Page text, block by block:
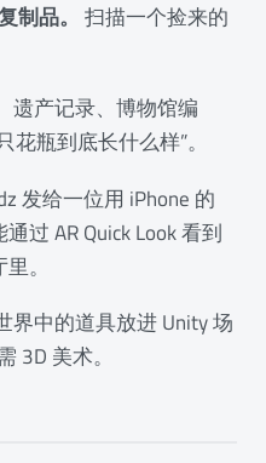
制品。 扫描一个捡来的
遗产记录、博物馆编
瓶到底长什么样”。
发给一位用 iPhone 的
过 AR Quick Look 看到
。
界中的道具放进 Unity 场
3D 美术。